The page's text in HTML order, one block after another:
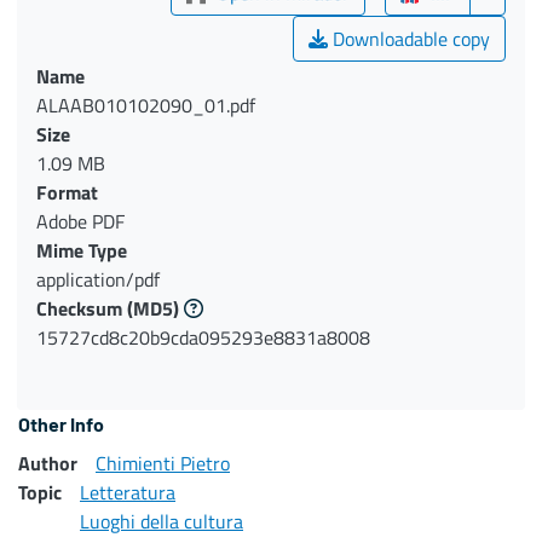
Downloadable copy
Name
ALAAB010102090_01.pdf
Size
1.09 MB
Format
Adobe PDF
Mime Type
application/pdf
Checksum(MD5)
15727cd8c20b9cda095293e8831a8008
Other Info
Author
Chimienti Pietro
Topic
Letteratura
Luoghi della cultura